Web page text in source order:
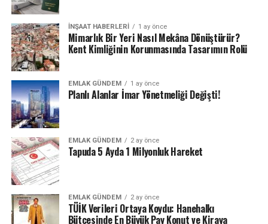
İNŞAAT HABERLERI 1 ay önce
Mimarlık Bir Yeri Nasıl Mekâna Dönüştürür?
Kent Kimliğinin Korunmasında Tasarımın Rolü
EMLAK GÜNDEM 1 ay önce
Planlı Alanlar İmar Yönetmeliği Değişti!
EMLAK GÜNDEM 2 ay önce
Tapuda 5 Ayda 1 Milyonluk Hareket
EMLAK GÜNDEM 2 ay önce
TÜİK Verileri Ortaya Koydu: Hanehalkı
Bütçesinde En Büyük Pay Konut ve Kiraya